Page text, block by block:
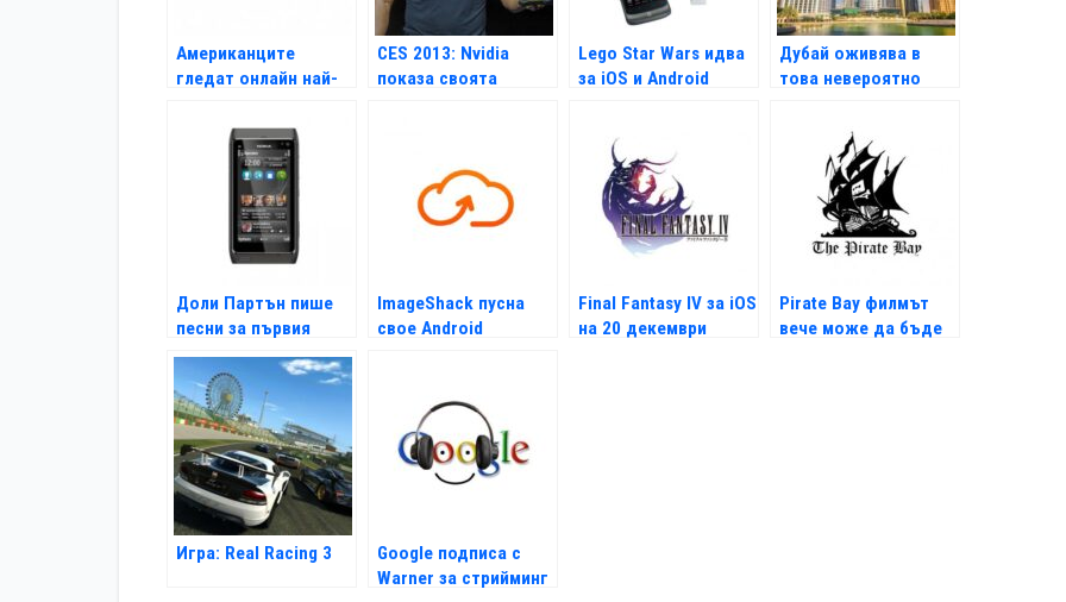
Американците
гледат онлайн най-
CES 2013: Nvidia
показа своята
Lego Star Wars идва
за iOS и Android
Дубай оживява в
това невероятно
Доли Партън пише
песни за първия
смартфон филм в
света
ImageShack пусна
свое Android
Final Fantasy IV за iOS
на 20 декември
Pirate Bay филмът
вече може да бъде
Игра: Real Racing 3
Google подписа с
Warner за стрийминг